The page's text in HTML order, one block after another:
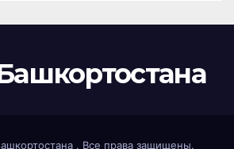
. Все права защищены.